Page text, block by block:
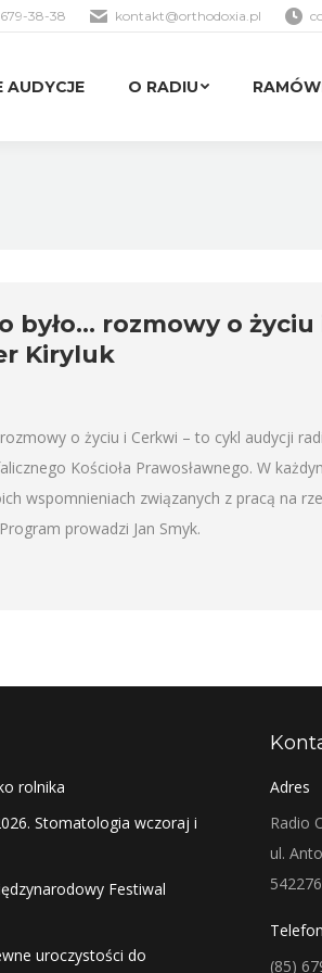
38-38 kontakt@orthodoxia.pl
AUDYCJE O RADIU
było… rozmowy o życiu
Kiryluk
o życiu i Cerkwi – to cykl audycji
Kościoła Prawosławnego. W
wspomnieniach związanych z pracą na
prowadzi Jan Smyk.
rolnika
Stomatologia wczoraj i
Festiwal
uroczystości do
Adres
Radio
ul.
Telefon
(85)